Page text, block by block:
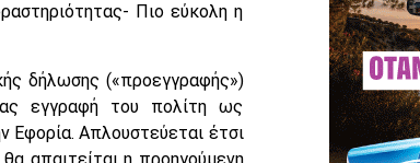
Πιο εύκολη η
δήλωσης («προεγγραφής»)
εγγραφή του πολίτη ως
Εφορία. Απλουστεύεται έτσι